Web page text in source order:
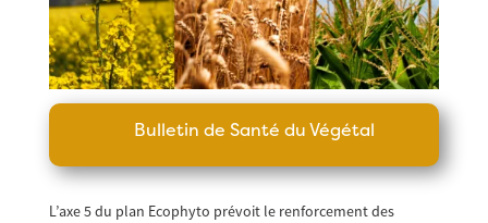
Bulletin de Santé du Végétal
L’axe 5 du plan Ecophyto prévoit le renforcement des